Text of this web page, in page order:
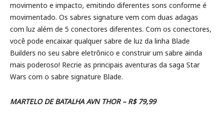
movimento e impacto, emitindo diferentes sons conforme é
movimentado. Os sabres signature vem com duas adagas
com luz além de 5 conectores diferentes. Com os conectores,
você pode encaixar qualquer sabre de luz da linha Blade
Builders no seu sabre eletrônico e construir um sabre ainda
mais poderoso! Recrie as principais aventuras da saga Star
Wars com o sabre signature Blade.
MARTELO DE BATALHA AVN THOR – R$ 79,99